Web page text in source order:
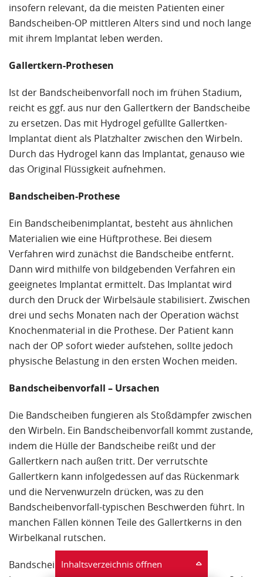
Inhaltsverzeichnis öffnen
insofern relevant, da die meisten Patienten einer
Bandscheiben-OP mittleren Alters sind und noch lange
mit ihrem Implantat leben werden.
Gallertkern-Prothesen
Ist der Bandscheibenvorfall noch im frühen Stadium,
reicht es ggf. aus nur den Gallertkern der Bandscheibe
zu ersetzen. Das mit Hydrogel gefüllte Gallertken-
Implantat dient als Platzhalter zwischen den Wirbeln.
Durch das Hydrogel kann das Implantat, genauso wie
das Original Flüssigkeit aufnehmen.
Bandscheiben-Prothese
Ein Bandscheibenimplantat, besteht aus ähnlichen
Materialien wie eine Hüftprothese. Bei diesem
Verfahren wird zunächst die Bandscheibe entfernt.
Dann wird mithilfe von bildgebenden Verfahren ein
geeignetes Implantat ermittelt. Das Implantat wird
durch den Druck der Wirbelsäule stabilisiert. Zwischen
drei und sechs Monaten nach der Operation wächst
Knochenmaterial in die Prothese. Der Patient kann
nach der OP sofort wieder aufstehen, sollte jedoch
physische Belastung in den ersten Wochen meiden.
Bandscheibenvorfall – Ursachen
Die Bandscheiben fungieren als Stoßdämpfer zwischen
den Wirbeln. Ein Bandscheibenvorfall kommt zustande,
indem die Hülle der Bandscheibe reißt und der
Gallertkern nach außen tritt. Der verrutschte
Gallertkern kann infolgedessen auf das Rückenmark
und die Nervenwurzeln drücken, was zu den
Bandscheibenvorfall-typischen Beschwerden führt. In
manchen Fällen können Teile des Gallertkerns in den
Wirbelkanal rutschen.
Bandscheibenvorfälle sind meist alters- oder